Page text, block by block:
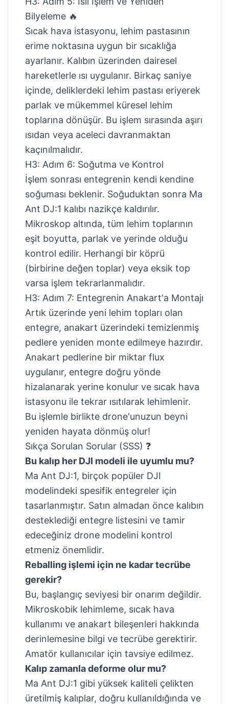
Bilyeleme 🔥
Sıcak hava istasyonu, lehim pastasının
erime noktasına uygun bir sıcaklığa
ayarlanır. Kalıbın üzerinden dairesel
hareketlerle ısı uygulanır. Birkaç saniye
içinde, deliklerdeki lehim pastası eriyerek
parlak ve mükemmel küresel lehim
toplarına dönüşür. Bu işlem sırasında aşırı
ısıdan veya aceleci davranmaktan
kaçınılmalıdır.
H3: Adım 6: Soğutma ve Kontrol
İşlem sonrası entegrenin kendi kendine
soğuması beklenir. Soğuduktan sonra Ma
Ant DJ:1 kalıbı nazikçe kaldırılır.
Mikroskop altında, tüm lehim toplarının
eşit boyutta, parlak ve yerinde olduğu
kontrol edilir. Herhangi bir köprü
(birbirine değen toplar) veya eksik top
varsa işlem tekrarlanmalıdır.
H3: Adım 7: Entegrenin Anakart'a Montajı
Artık üzerinde yeni lehim topları olan
entegre, anakart üzerindeki temizlenmiş
pedlere yeniden monte edilmeye hazırdır.
Anakart pedlerine bir miktar flux
uygulanır, entegre doğru yönde
hizalanarak yerine konulur ve sıcak hava
istasyonu ile tekrar ısıtılarak lehimlenir.
Bu işlemle birlikte drone'unuzun beyni
yeniden hayata dönmüş olur!
Sıkça Sorulan Sorular (SSS) ❓
Bu kalıp her DJI modeli ile uyumlu mu?
Ma Ant DJ:1, birçok popüler DJI
modelindeki spesifik entegreler için
tasarlanmıştır. Satın almadan önce kalıbın
desteklediği entegre listesini ve tamir
edeceğiniz drone modelini kontrol
etmeniz önemlidir.
Reballing işlemi için ne kadar tecrübe
gerekir?
Bu, başlangıç seviyesi bir onarım değildir.
Mikroskobik lehimleme, sıcak hava
kullanımı ve anakart bileşenleri hakkında
derinlemesine bilgi ve tecrübe gerektirir.
Amatör kullanıcılar için tavsiye edilmez.
Kalıp zamanla deforme olur mu?
Ma Ant DJ:1 gibi yüksek kaliteli çelikten
üretilmiş kalıplar, doğru kullanıldığında ve